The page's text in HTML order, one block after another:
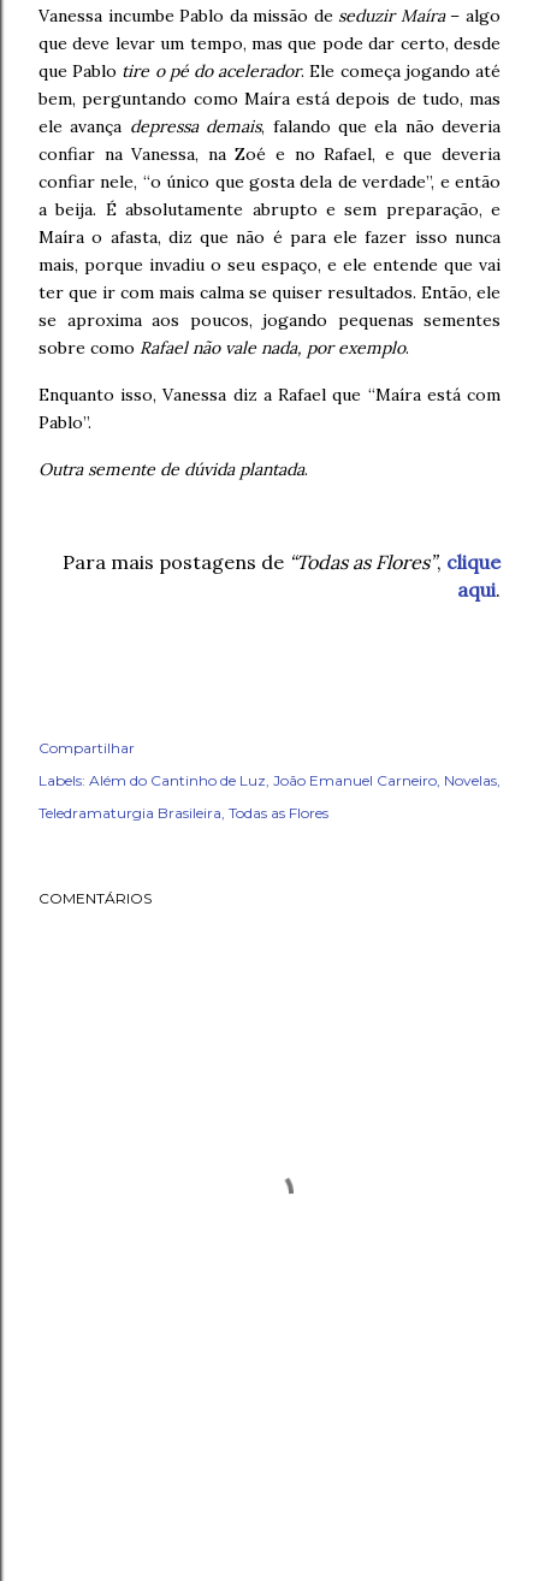
Vanessa incumbe Pablo da missão de seduzir Maíra– algo
que deve levar um tempo, mas que pode dar certo, desde
que Pablo tire o pé do acelerador. Ele começa jogando até
bem, perguntando como Maíra está depois de tudo, mas
ele avança depressa demais, falando que ela não deveria
confiar na Vanessa, na Zoé e no Rafael, e que deveria
confiar nele, “o único que gosta dela de verdade”, e então
a beija. É absolutamente abrupto e sem preparação, e
Maíra o afasta, diz que não é para ele fazer isso nunca
mais, porque invadiu o seu espaço, e ele entende que vai
ter que ir com mais calma se quiser resultados. Então, ele
se aproxima aos poucos, jogando pequenas sementes
sobre como Rafael não vale nada, por exemplo.
Enquanto isso, Vanessa diz a Rafael que “Maíra está com
Pablo”.
Outra semente de dúvida plantada.
Para mais postagens de “Todas as Flores”, clique
aqui.
Compartilhar
Labels: Além do Cantinho de Luz João Emanuel Carneiro Novelas
Teledramaturgia Brasileira Todas as Flores
COMENTÁRIOS